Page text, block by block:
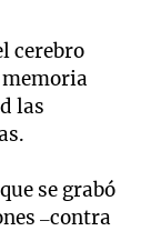
cerebro
las
se grabó
–contra